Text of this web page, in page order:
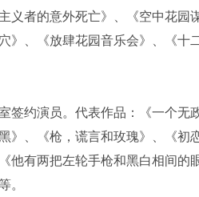
义者的意外死亡》、《空中花园
》、《放肆花园音乐会》、《十
签约演员。代表作品：《一个无
》、《枪，谎言和玫瑰》、《初
他有两把左轮手枪和黑白相间的
。